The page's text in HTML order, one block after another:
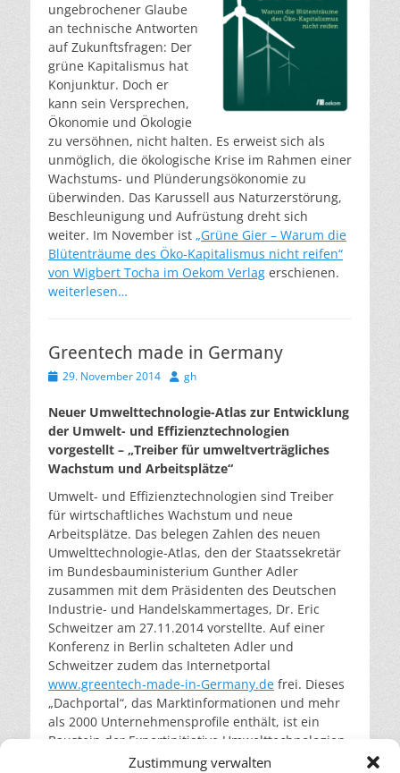
Zustimmung verwalten
ungebrochener Glaube
an technische Antworten
auf Zukunftsfragen: Der
grüne Kapitalismus hat
Konjunktur. Doch er
kann sein Versprechen,
Ökonomie und Ökologie
zu versöhnen, nicht halten. Es erweist sich als
unmöglich, die ökologische Krise im Rahmen einer
Wachstums- und Plünderungsökonomie zu
überwinden. Das Karussell aus Naturzerstörung,
Beschleunigung und Aufrüstung dreht sich
weiter. Im November ist „Grüne Gier – Warum die
Blütenträume des Öko-Kapitalismus nicht reifen“
von Wigbert Tocha im Oekom Verlag erschienen.
weiterlesen…
Greentech made in Germany
Veröffentlicht
29. November 2014 Autor
gh
Neuer Umwelttechnologie-Atlas zur Entwicklung
der Umwelt- und Effizienztechnologien
vorgestellt – „Treiber für umweltverträgliches
Wachstum und Arbeitsplätze“
Umwelt- und Effizienztechnologien sind Treiber
für wirtschaftliches Wachstum und neue
Arbeitsplätze. Das belegen Zahlen des neuen
Umwelttechnologie-Atlas, den der Staatssekretär
im Bundesbauministerium Gunther Adler
zusammen mit dem Präsidenten des Deutschen
Industrie- und Handelskammertages, Dr. Eric
Schweitzer am 27.11.2014 vorstellte. Auf einer
Konferenz in Berlin schalteten Adler und
Schweitzer zudem das Internetportal
www.greentech-made-in-Germany.de frei. Dieses
„Dachportal“, das Marktinformationen und mehr
als 2000 Unternehmensprofile enthält, ist ein
Baustein der Exportinitiative Umwelttechnologien
berichtete), an der das